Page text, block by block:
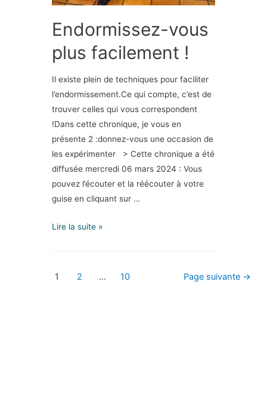
Endormissez-vous
plus facilement !
Il existe plein de techniques pour faciliter
l’endormissement.Ce qui compte, c’est de
trouver celles qui vous correspondent
!Dans cette chronique, je vous en
présente 2 :donnez-vous une occasion de
les expérimenter > Cette chronique a été
diffusée mercredi 06 mars 2024 : Vous
pouvez l’écouter et la réécouter à votre
guise en cliquant sur …
Lire la suite »
1 2 … 10 Page suivante →